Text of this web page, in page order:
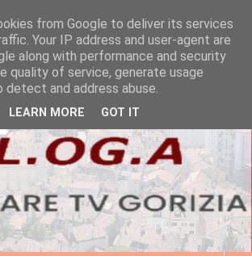
from Google to deliver its services
Your IP address and user-agent are
along with performance and security
quality of service, generate usage
and address abuse.
LEARN MORE GOT IT